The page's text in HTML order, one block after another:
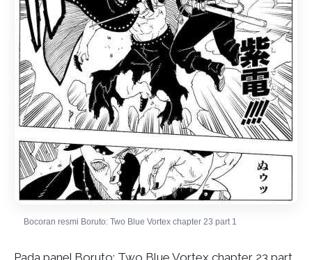
Bocoran resmi Boruto: Two Blue Vortex chapter 23 part 1
Pada panel Boruto: Two Blue Vortex chapter 23 part